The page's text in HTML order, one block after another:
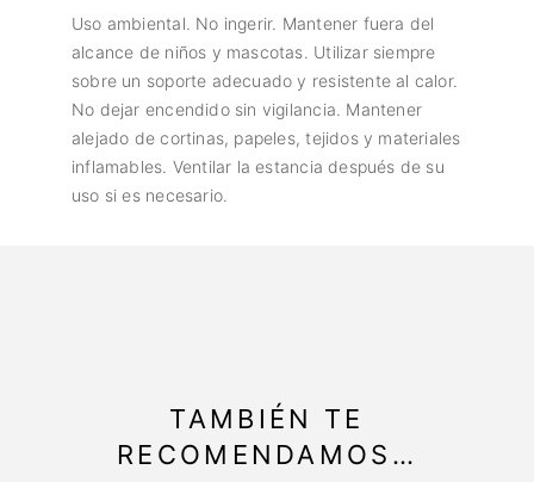
Uso ambiental. No ingerir. Mantener fuera del
alcance de niños y mascotas. Utilizar siempre
sobre un soporte adecuado y resistente al calor.
No dejar encendido sin vigilancia. Mantener
alejado de cortinas, papeles, tejidos y materiales
inflamables. Ventilar la estancia después de su
uso si es necesario.
TAMBIÉN TE
RECOMENDAMOS…